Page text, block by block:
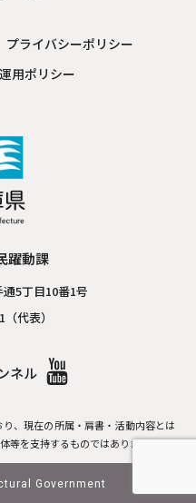
プライバシーポリシー
用ポリシー
躍動課
5丁目10番1号
代表）
ネル
、現在の所属・肩書・活動内容とは
等を支持するものではありません。
Government